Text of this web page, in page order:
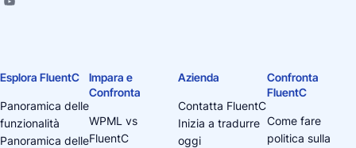
Esplora FluentC
Panoramica delle
funzionalità
Panoramica delle
Impara e
Confronta
WPML vs
FluentC
Azienda
Contatta FluentC
Inizia a tradurre
oggi
Confronta
FluentC
Come fare
politica sulla